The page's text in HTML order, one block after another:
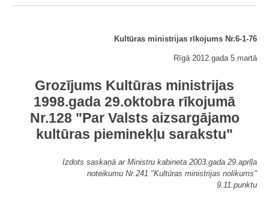
Kultūras ministrijas rīkojums Nr.6-1-76
Rīgā 2012.gada 5.martā
Grozījums Kultūras ministrijas
1998.gada 29.oktobra rīkojumā
Nr.128 "Par Valsts aizsargājamo
kultūras pieminekļu sarakstu"
Izdots saskaņā ar Ministru kabineta 2003.gada 29.aprīļa
noteikumu Nr.241 "Kultūras ministrijas nolikums"
9.11.punktu